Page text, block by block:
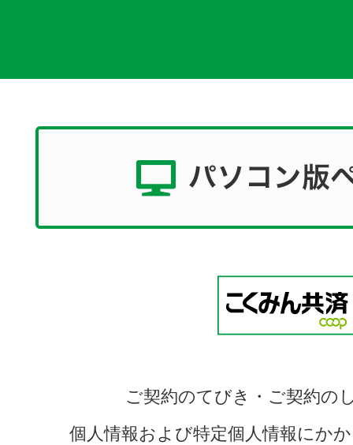
ご契約のてびき・ご契約の
個人情報および特定個人情報にか